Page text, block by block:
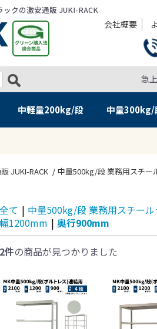
クの激安通販 JUKI-RACK
会社概要
急
中軽量200kg/段 中量300kg/
JUKI-RACK 中量500kg/段 業務用スチー
全て | 中量500kg/段 業務用スチール
幅1200mm | 奥行900mm
2件の商品が見つかりました